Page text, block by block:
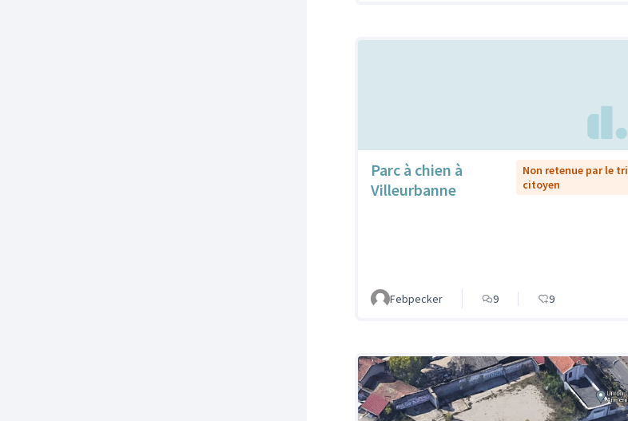
Parc à chien à
Villeurbanne
Non retenue par le tri
citoyen
Febpecker 9 9